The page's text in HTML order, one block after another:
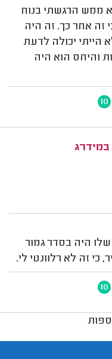
ממש הרגשתי בנוח
זה אחר כך. זה היה
הייתי יכולה לדעת
והיחס הוא היה
10
היה בסדר גמור
כי זה לא רלוונטי לי.
10